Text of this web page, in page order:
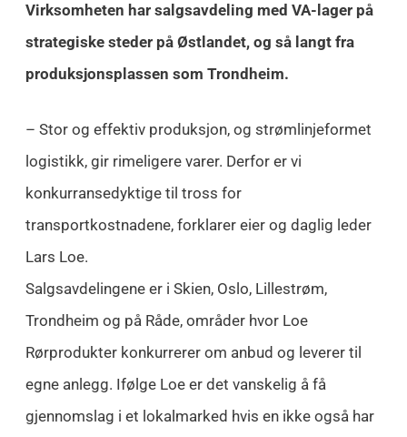
Virksomheten har salgsavdeling med VA-lager på
strategiske steder på Østlandet, og så langt fra
produksjonsplassen som Trondheim.
– Stor og effektiv produksjon, og strømlinjeformet
logistikk, gir rimeligere varer. Derfor er vi
konkurransedyktige til tross for
transportkostnadene, forklarer eier og daglig leder
Lars Loe.
Salgsavdelingene er i Skien, Oslo, Lillestrøm,
Trondheim og på Råde, områder hvor Loe
Rørprodukter konkurrerer om anbud og leverer til
egne anlegg. Ifølge Loe er det vanskelig å få
gjennomslag i et lokalmarked hvis en ikke også har